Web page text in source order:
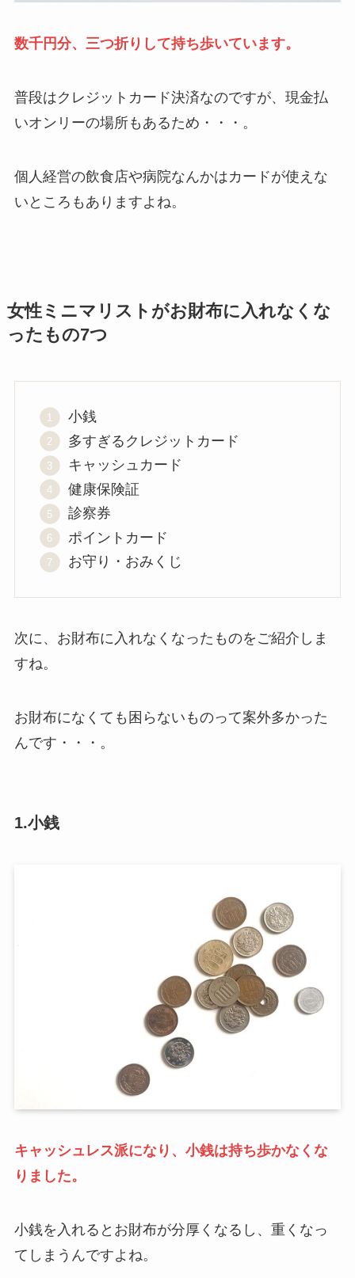
数千円分、三つ折りして持ち歩いています。
普段はクレジットカード決済なのですが、現金払
いオンリーの場所もあるため・・・。
個人経営の飲食店や病院なんかはカードが使えな
いところもありますよね。
女性ミニマリストがお財布に入れなくな
ったもの7つ
小銭
多すぎるクレジットカード
キャッシュカード
健康保険証
診察券
ポイントカード
お守り・おみくじ
次に、お財布に入れなくなったものをご紹介しま
すね。
お財布になくても困らないものって案外多かった
んです・・・。
1.小銭
キャッシュレス派になり、小銭は持ち歩かなくな
りました。
小銭を入れるとお財布が分厚くなるし、重くなっ
てしまうんですよね。